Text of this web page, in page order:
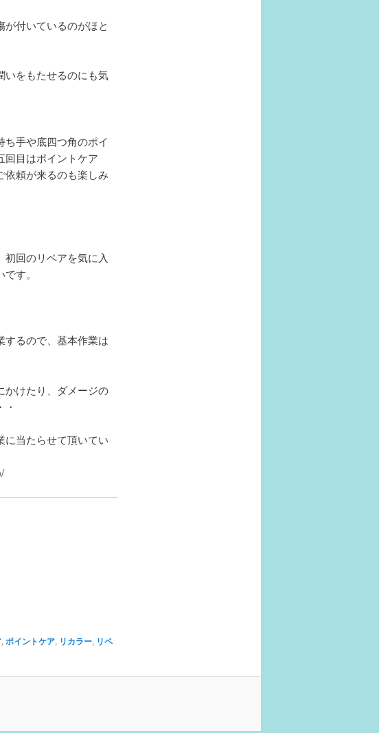
付いているのがほと
いをもたせるのにも気
手や底四つ角のポイ
回目はポイントケア
依頼が来るのも楽しみ
回のリペアを気に入
す。
するので、基本作業は
かけたり、ダメージの
・
に当たらせて頂いてい
, ポイントケア, リカラー, リペ